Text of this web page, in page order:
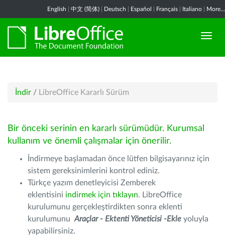
English 中文 (简体) Deutsch Español Français Italiano More...
İndir / LibreOffice Kararlı Sürüm
Bir önceki serinin en kararlı sürümüdür. Kurumsal
kullanım ve önemli çalışmalar için önerilir.
İndirmeye başlamadan önce lütfen bilgisayarınız için
sistem gereksinimlerini kontrol ediniz.
Türkçe yazım denetleyicisi Zemberek
eklentisini indirmek için tıklayın. LibreOffice
kurulumunu gerçekleştirdikten sonra eklenti
kurulumunu Araçlar - Ektenti Yöneticisi -Ekle yoluyla
yapabilirsiniz.